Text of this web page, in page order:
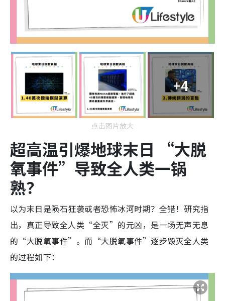
+4
点击图片放大
超高温引爆地球末日 “大脱
氧事件”导致全人类一锅
熟？
以为末日是陨石狂袭或者恐怖冰河时期？全错！研究指
出，真正导致全人类“全灭”的元凶，是一场无声无息
的“大脱氧事件”。而“大脱氧事件”逐步毁灭全人类
的过程如下：